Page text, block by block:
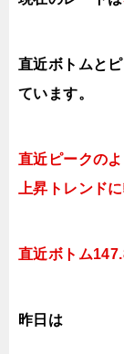
直近ボトムと
ています。
直近ピークの
上昇トレンドに
直近ボトム
昨日は